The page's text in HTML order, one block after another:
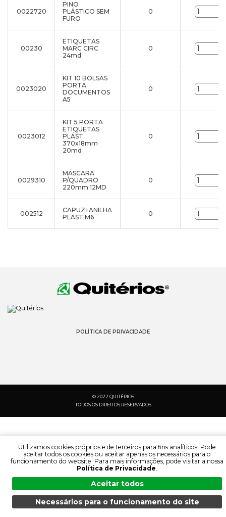
0022720
PINO
PLÁSTICO SEM
FURO
0
00230
ETIQUETAS
MARC CIRC
24md
0
0023020
KIT 10 BOLSAS
PORTA
DOCUMENTOS
A5
0
0023012
KIT 5 PORTA
ETIQUETAS
PLÁST
370x18mm
20md
0
0029310
MÁSCARA
P/QUADRO
220mm 12MD
0
002512
CAPUZ+ANILHA
PLAST M6
0
POLÍTICA DE PRIVACIDADE
© 2022 QUITÉRIOS
TODOS OS DIREITOS RESERVADOS
MENU PESQUISA PRODUTOS PT
DOCUMENTAÇÃO
PESQUISA:
IDIOMA:
Utilizamos cookies próprios e de terceiros para fins analíticos, Pode
aceitar todos os cookies ou aceitar apenas os necessários para o
funcionamento do website. Para mais informações, pode visitar a nossa
Política de Privacidade.
Aceitar todos
Necessários para o funcionamento do site